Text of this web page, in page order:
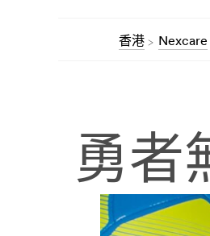
香港 Nexcare
勇者